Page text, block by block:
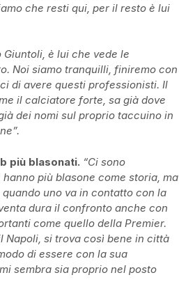
che resti qui, per il resto è lui
Giuntoli, è lui che vede le
Noi siamo tranquilli, finiremo con
di avere questi professionisti. Il
il calciatore forte, sa già dove
dei nomi sul proprio taccuino in
più blasonati. “Ci sono
più blasone come storia, ma
uno va in contatto con la
dura il confronto anche con
come quello della Premier.
Napoli, si trova così bene in città
di essere con la sua
sembra sia proprio nel posto